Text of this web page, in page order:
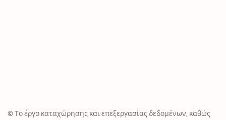
© Το έργο καταχώρησης και επεξεργασίας δεδομένων, καθώς